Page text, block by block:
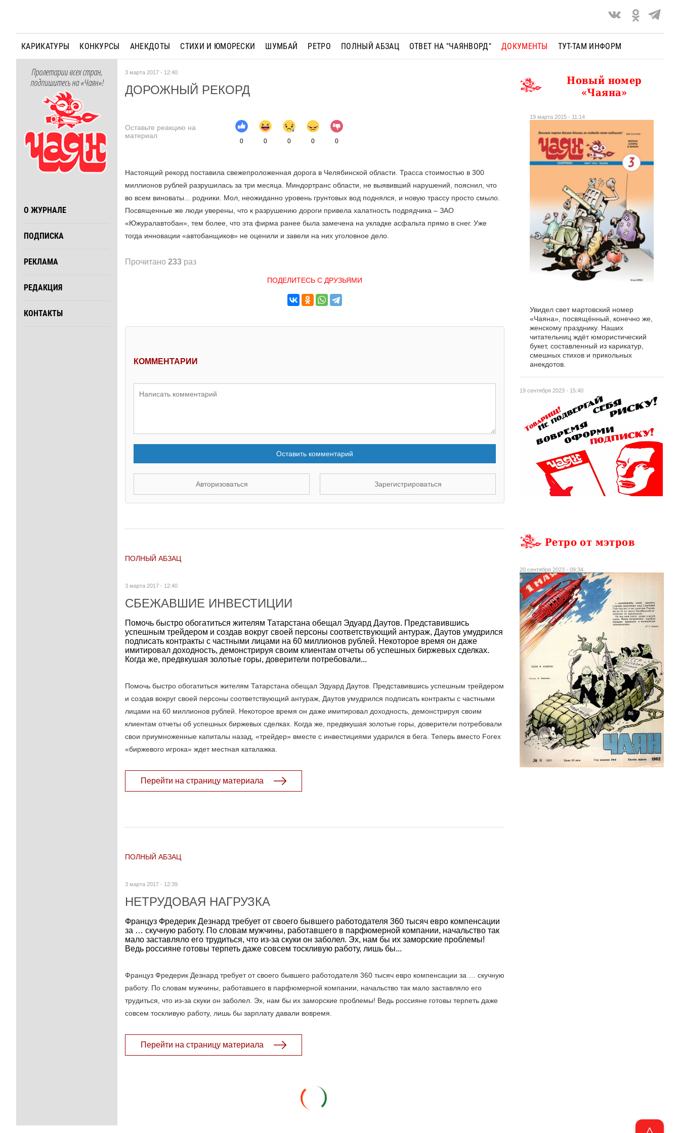
КАРИКАТУРЫ КОНКУРСЫ АНЕКДОТЫ СТИХИ И ЮМОРЕСКИ ШУМБАЙ РЕТРО ПОЛНЫЙ АБЗАЦ ОТВЕТ НА "ЧАЯНВОРД" ДОКУМЕНТЫ ТУТ-ТАМ ИНФОРМ
Пролетарии всех стран,
подпишитесь на «Чаян»!
О ЖУРНАЛЕ
ПОДПИСКА
РЕКЛАМА
РЕДАКЦИЯ
КОНТАКТЫ
3 марта 2017 - 12:40
ДОРОЖНЫЙ РЕКОРД
Оставьте реакцию на
материал
0 0 0 0 0
Настоящий рекорд поставила свежепроложенная дорога в Челябинской области. Трасса стоимостью в 300
миллионов рублей разрушилась за три месяца. Миндортранс области, не выявивший нарушений, пояснил, что
во всем виноваты... родники. Мол, неожиданно уровень грунтовых вод поднялся, и новую трассу просто смыло.
Посвященные же люди уверены, что к разрушению дороги привела халатность подрядчика – ЗАО
«Южуралавтобан», тем более, что эта фирма ранее была замечена на укладке асфальта прямо в снег. Уже
тогда инновации «автобанщиков» не оценили и завели на них уголовное дело.
Прочитано 233 раз
ПОДЕЛИТЕСЬ С ДРУЗЬЯМИ
КОММЕНТАРИИ
Оставить комментарий
Авторизоваться Зарегистрироваться
ПОЛНЫЙ АБЗАЦ
3 марта 2017 - 12:40
СБЕЖАВШИЕ ИНВЕСТИЦИИ
Помочь быстро обогатиться жителям Татарстана обещал Эдуард Даутов. Представившись
успешным трейдером и создав вокруг своей персоны соответствующий антураж, Даутов умудрился
подписать контракты с частными лицами на 60 миллионов рублей. Некоторое время он даже
имитировал доходность, демонстрируя своим клиентам отчеты об успешных биржевых сделках.
Когда же, предвкушая золотые горы, доверители потребовали...
Помочь быстро обогатиться жителям Татарстана обещал Эдуард Даутов. Представившись успешным трейдером
и создав вокруг своей персоны соответствующий антураж, Даутов умудрился подписать контракты с частными
лицами на 60 миллионов рублей. Некоторое время он даже имитировал доходность, демонстрируя своим
клиентам отчеты об успешных биржевых сделках. Когда же, предвкушая золотые горы, доверители потребовали
свои приумноженные капиталы назад, «трейдер» вместе с инвестициями ударился в бега. Теперь вместо Forex
«биржевого игрока» ждет местная каталажка.
Перейти на страницу материала
ПОЛНЫЙ АБЗАЦ
3 марта 2017 - 12:39
НЕТРУДОВАЯ НАГРУЗКА
Француз Фредерик Дезнард требует от своего бывшего работодателя 360 тысяч евро компенсации
за … скучную работу. По словам мужчины, работавшего в парфюмерной компании, начальство так
мало заставляло его трудиться, что из-за скуки он заболел. Эх, нам бы их заморские проблемы!
Ведь россияне готовы терпеть даже совсем тоскливую работу, лишь бы...
Француз Фредерик Дезнард требует от своего бывшего работодателя 360 тысяч евро компенсации за … скучную
работу. По словам мужчины, работавшего в парфюмерной компании, начальство так мало заставляло его
трудиться, что из-за скуки он заболел. Эх, нам бы их заморские проблемы! Ведь россияне готовы терпеть даже
совсем тоскливую работу, лишь бы зарплату давали вовремя.
Перейти на страницу материала
19 сентября 2023 - 15:40
Новый номер
«Чаяна»
19 марта 2015 - 11:14
Увидел свет мартовский номер
«Чаяна», посвящённый, конечно же,
женскому празднику. Наших
читательниц ждёт юмористический
букет, составленный из карикатур,
смешных стихов и прикольных
анекдотов.
Ретро от мэтров
20 сентября 2023 - 09:34